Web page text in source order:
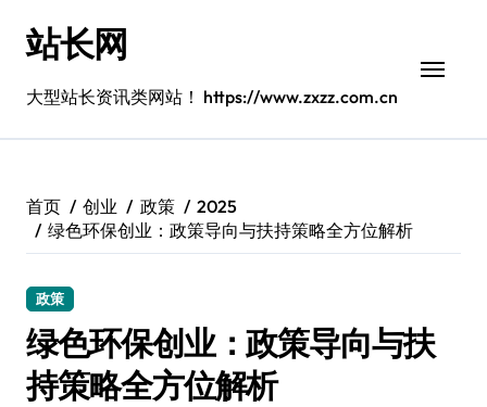
站长网
大型站长资讯类网站！ https://www.zxzz.com.cn
首页 创业 政策
2025
绿色环保创业：政策导向与扶持策略全方位解析
政策
绿色环保创业：政策导向与扶
持策略全方位解析